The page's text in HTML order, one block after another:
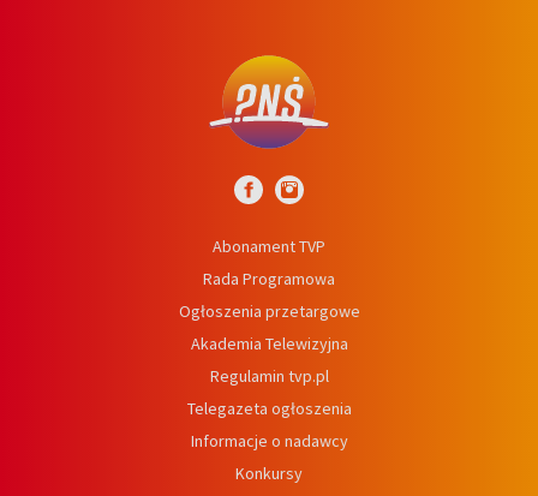
Abonament TVP
Rada Programowa
Ogłoszenia przetargowe
Akademia Telewizyjna
Regulamin tvp.pl
Telegazeta ogłoszenia
Informacje o nadawcy
Konkursy